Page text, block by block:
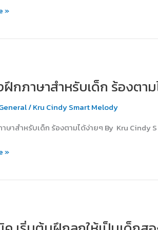
»
ฝึกภาษาสำหรับเด็ก ร้องตา
/Kru Cindy Smart Melody
ษาสำหรับเด็ก ร้องตามได้ง่ายๆ By Kru Cindy S
»